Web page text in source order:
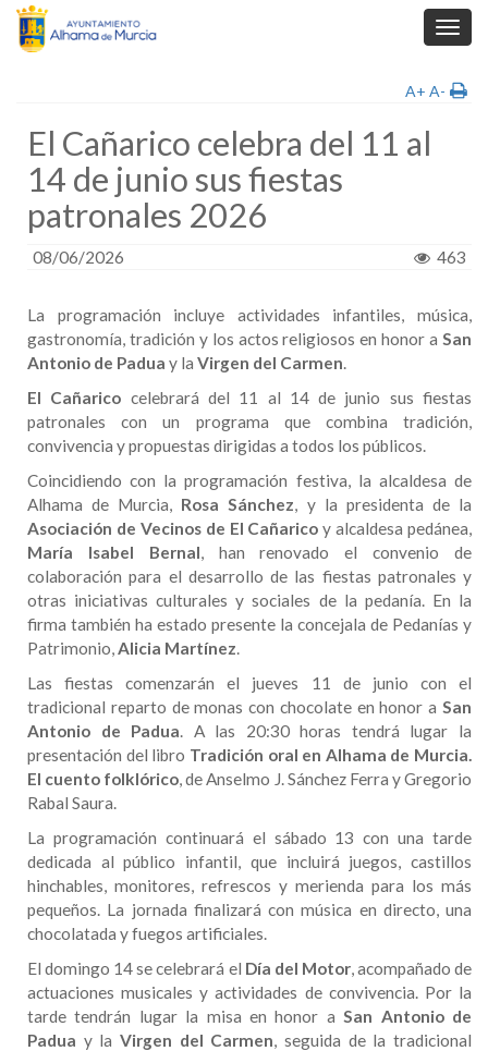
A+ A-
El Cañarico celebra del 11 al
14 de junio sus fiestas
patronales 2026
08/06/2026 463
La programación incluye actividades infantiles, música,
gastronomía, tradición y los actos religiosos en honor a San
Antonio de Padua y la Virgen del Carmen.
El Cañarico celebrará del 11 al 14 de junio sus fiestas
patronales con un programa que combina tradición,
convivencia y propuestas dirigidas a todos los públicos.
Coincidiendo con la programación festiva, la alcaldesa de
Alhama de Murcia, Rosa Sánchez, y la presidenta de la
Asociación de Vecinos de El Cañarico y alcaldesa pedánea,
María Isabel Bernal, han renovado el convenio de
colaboración para el desarrollo de las fiestas patronales y
otras iniciativas culturales y sociales de la pedanía. En la
firma también ha estado presente la concejala de Pedanías y
Patrimonio,Alicia Martínez.
Las fiestas comenzarán el jueves 11 de junio con el
tradicional reparto de monas con chocolate en honor a San
Antonio de Padua. A las 20:30 horas tendrá lugar la
presentación del libro Tradición oral en Alhama de Murcia.
El cuento folklórico, de Anselmo J. Sánchez Ferra y Gregorio
Rabal Saura.
La programación continuará el sábado 13 con una tarde
dedicada al público infantil, que incluirá juegos, castillos
hinchables, monitores, refrescos y merienda para los más
pequeños. La jornada finalizará con música en directo, una
chocolatada y fuegos artificiales.
El domingo 14 se celebrará el Día del Motor, acompañado de
actuaciones musicales y actividades de convivencia. Por la
tarde tendrán lugar la misa en honor aSan Antonio de
Padua y la Virgen del Carmen, seguida de la tradicional